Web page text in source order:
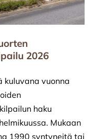
2026
kuluvana vuonna
haku
Mukaan
1990 syntyneitä tai